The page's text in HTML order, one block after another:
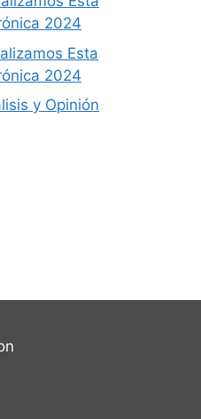
2024
Esta
2024
y Opinión